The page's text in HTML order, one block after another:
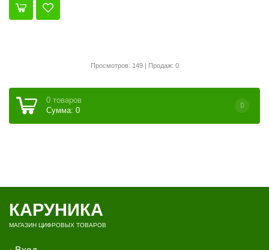
Просмотров: 149 | Продаж: 0
0 товаров
Сумма: 0
КАРУНИКА
МАГАЗИН ЦИФРОВЫХ ТОВАРОВ